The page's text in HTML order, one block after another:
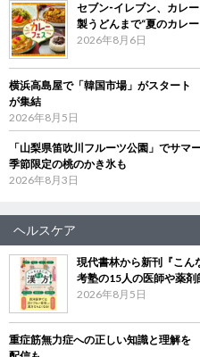
セブン‐イレブン、カレ
製うどんまで“夏のカレ
2026年8月6日
横浜高島屋で「韓国市場」がスター
が集結
2026年8月5日
「山梨県笛吹川フルーツ公園」でサ
季節限定の桃のかき氷も
2026年8月3日
ヘルスケア
現代書林から新刊『こ
考塾の15人の医師や薬剤
2026年8月5日
重症筋無力症への正しい知識と理解